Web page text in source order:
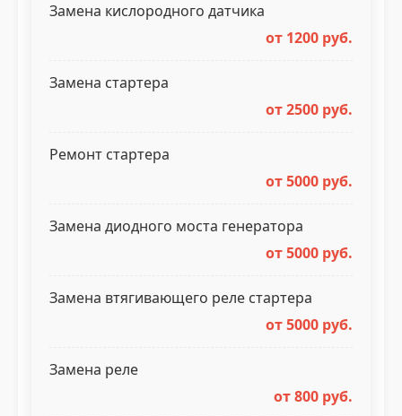
Замена кислородного датчика
от 1200 руб.
Замена стартера
от 2500 руб.
Ремонт стартера
от 5000 руб.
Замена диодного моста генератора
от 5000 руб.
Замена втягивающего реле стартера
от 5000 руб.
Замена реле
от 800 руб.